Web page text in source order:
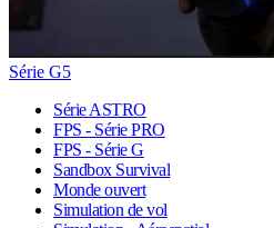
Série G5
Série ASTRO
FPS - Série PRO
FPS - Série G
Sandbox Survival
Monde ouvert
Simulation de vol